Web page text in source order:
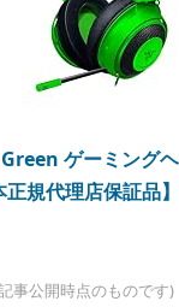
ゲーミング
正規代理店保証品
事公開時点のものです)